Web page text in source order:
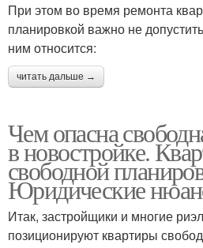
При этом во время ремонта
планировкой важно не
ним относится:
читать дальше →
Чем опасна
в новостройке.
свободной
Юридические
Итак, застройщики и многие
позиционируют квартиры